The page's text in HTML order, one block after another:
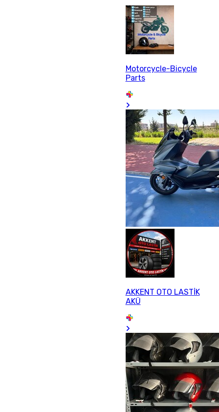
Motorcycle-Bicycle
Parts
AKKENT OTO LASTİK
AKÜ